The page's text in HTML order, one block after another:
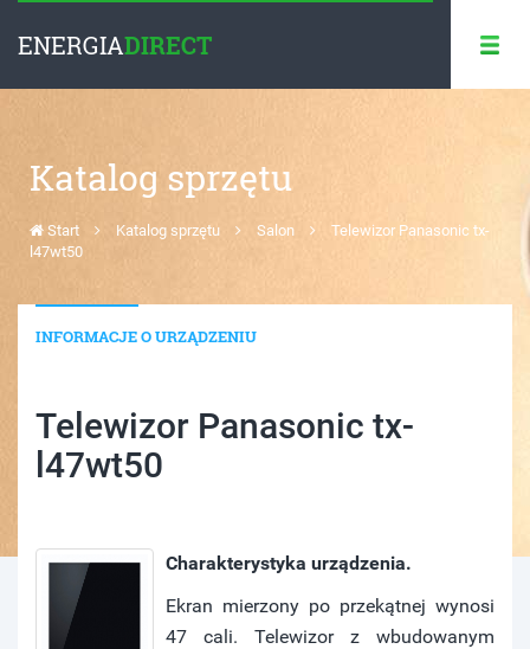
ENERGIADIRECT
Katalog sprzętu
Start Katalog sprzętu Salon
Telewizor Panasonic tx-
l47wt50
INFORMACJE O URZĄDZENIU
Telewizor Panasonic tx-
l47wt50
Charakterystyka urządzenia.
Ekran mierzony po przekątnej wynosi
47 cali. Telewizor z wbudowanym